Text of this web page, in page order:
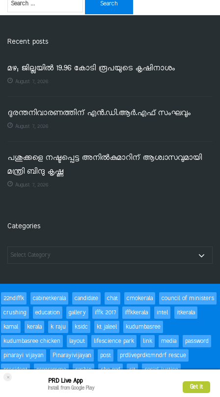
×
PRD Live App
Install from Google Play Get it
Recent posts
മഴ; ജില്ലയില്‍ 19.96 കോടി രൂപയുടെ കൃഷിനാശം
August 7, 2026
ദുരന്തനിവാരണത്തിന് എൻ.ഡി.ആർ.എഫ് സംഘവും
August 7, 2026
പശുക്കളെ നഷ്ടപ്പെട്ട അനിൽകുമാറിന് ആശ്വാസവുമായി
മന്ത്രി ബിന്ദു കൃഷ്ണ
August 7, 2026
Categories
22ndiffk cabinetkerala candidate chat cmokerala
council of ministers
crushing
education gallery iffk 2017 iffkkerala intel
itkerala
kamal
kerala k raju ksidc kt jaleel
kudumbasree
kudumbasree chicken
layout lifescience park link media
password
pinarayi vijayan
Pinarayivijayan post
prdliveprdktmndrf rescue
president
programme sachin she pad sit
social justice
status Success
trackbacks